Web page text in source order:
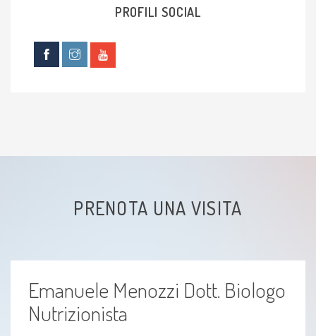
Ipoglicemia
PROFILI SOCIAL
PRENOTA UNA VISITA
Emanuele Menozzi Dott. Biologo
Nutrizionista